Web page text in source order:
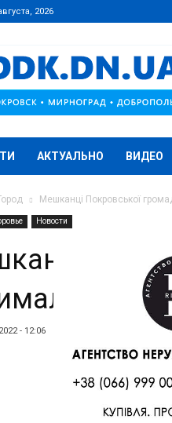
2026
АКТУАЛЬНО ВИДЕО
Мешканці Покровської
Новости
- 12:06